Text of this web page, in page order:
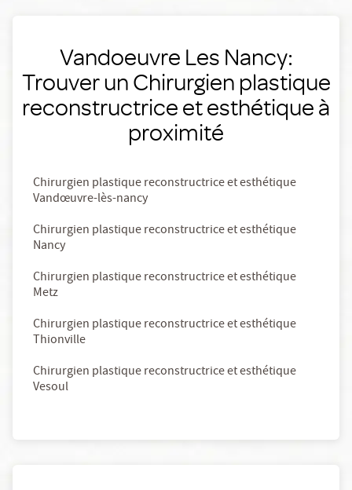
Vandoeuvre Les Nancy:
Trouver un Chirurgien plastique
reconstructrice et esthétique à
proximité
Chirurgien plastique reconstructrice et esthétique
Vandœuvre-lès-nancy
Chirurgien plastique reconstructrice et esthétique
Nancy
Chirurgien plastique reconstructrice et esthétique
Metz
Chirurgien plastique reconstructrice et esthétique
Thionville
Chirurgien plastique reconstructrice et esthétique
Vesoul